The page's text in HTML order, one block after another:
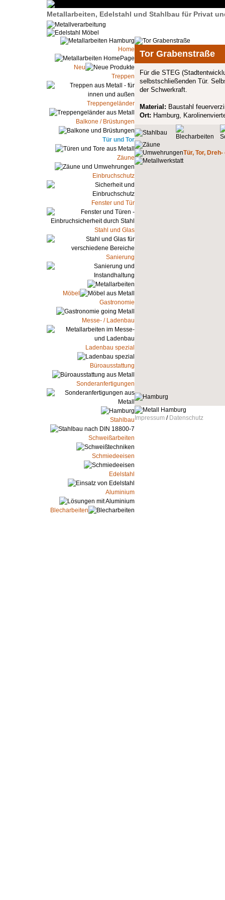
Metallarbeiten, Edelstahl und Stahlbau für Privat
Home
Neu
Treppen
Treppengeländer
Balkone / Brüstungen
Tür und Tor
Zäune
Einbruchschutz
Fenster und Tür
Stahl und Glas
Sanierung
Möbel
Gastronomie
Messe- / Ladenbau
Ladenbau spezial
Büroausstattung
Sonderanfertigungen
Stahlbau
Schweißarbeiten
Schmiedeeisen
Edelstahl
Aluminium
Blecharbeiten
Tor Grabenstraße
Für die STEG
selbstschließenden Tür.
der Schwerkraft.
Material: Baustahl
Ort: Hamburg,
Tür, Tor,
Impressum / Datenschutz